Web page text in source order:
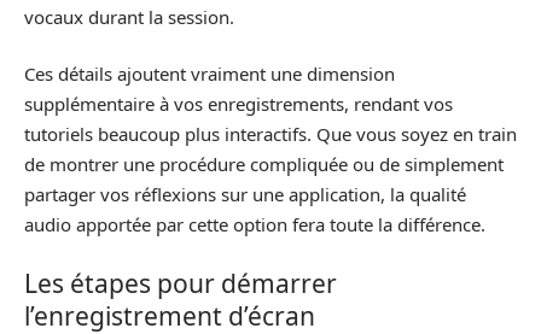
vocaux durant la session.
Ces détails ajoutent vraiment une dimension
supplémentaire à vos enregistrements, rendant vos
tutoriels beaucoup plus interactifs. Que vous soyez en train
de montrer une procédure compliquée ou de simplement
partager vos réflexions sur une application, la qualité
audio apportée par cette option fera toute la différence.
Les étapes pour démarrer
l’enregistrement d’écran